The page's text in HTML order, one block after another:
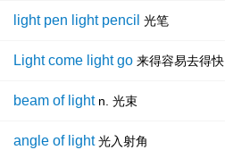
light pen light pencil 光笔
Light come light go 来得容易去得快
beam of light n. 光束
angle of light 光入射角